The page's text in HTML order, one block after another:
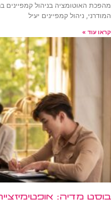
מהפכת האוטומציה בניהול קמפיינים
המודרני, ניהול קמפיינים יעיל
קראו עוד »
בוסט מדיה: